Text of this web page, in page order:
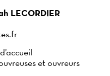
LECORDIER
et ouvreurs